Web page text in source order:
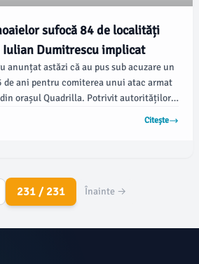
sufocă 84 de localități
Iulian Dumitrescu implicat
anunțat astăzi că au pus sub acuzare un
de ani pentru comiterea unui atac armat
orașul Quadrilla. Potrivit autorităților,
școlii înarmat cu un pistol și a tras mai
aer, atât în sala de clasă cât și în curtea
Citește
231 / 231 Înainte →